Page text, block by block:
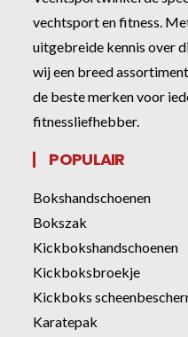
vechtsport en fitness.
uitgebreide kennis over
wij een breed
de beste merken voor
fitnessliefhebber.
POPULAIR
Bokshandschoenen
Bokszak
Kickbokshandschoenen
Kickboksbroekje
Kickboks
Karatepak